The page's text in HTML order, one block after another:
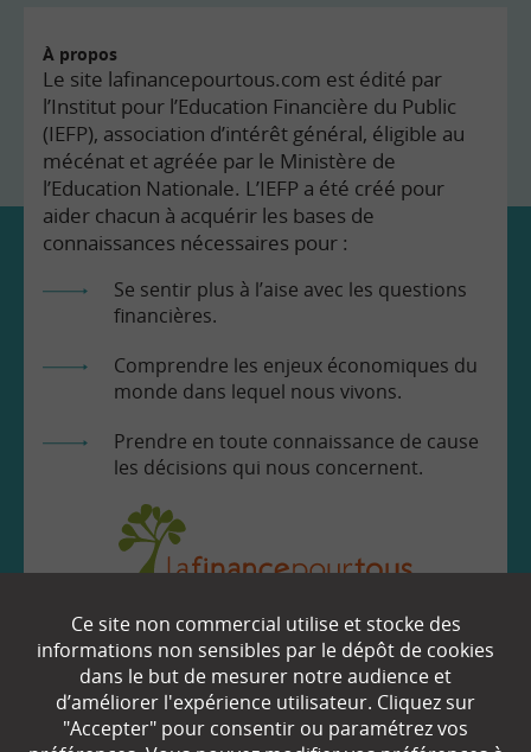
À propos
Le site lafinancepourtous.com est édité par
l’Institut pour l’Education Financière du Public
(IEFP), association d’intérêt général, éligible au
mécénat et agréée par le Ministère de
l’Education Nationale. L’IEFP a été créé pour
aider chacun à acquérir les bases de
connaissances nécessaires pour :
Se sentir plus à l’aise avec les questions
financières.
Comprendre les enjeux économiques du
monde dans lequel nous vivons.
Prendre en toute connaissance de cause
les décisions qui nous concernent.
EN SAVOIR
Qui sommes-nous ?
Ce site non commercial utilise et stocke des
informations non sensibles par le dépôt de cookies
dans le but de mesurer notre audience et
d’améliorer l'expérience utilisateur. Cliquez sur
"Accepter" pour consentir ou paramétrez vos